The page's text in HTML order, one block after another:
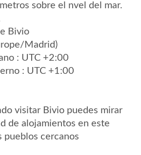
sobre el nvel del mar.
Bivio
Madrid)
: UTC +2:00
: UTC +1:00
visitar Bivio puedes mirar
de alojamientos en este
pueblos cercanos